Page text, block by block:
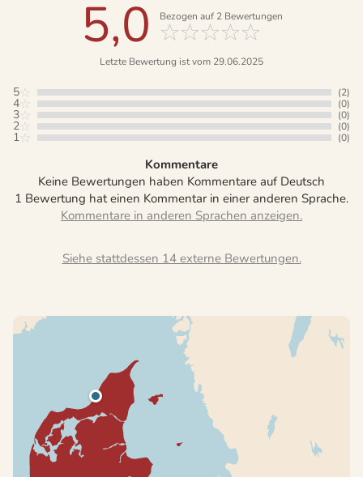
5,0 Bezogen auf 2Bewertungen
Letzte Bewertung ist vom 29.06.2025
5 (2)
4 (0)
3 (0)
2 (0)
1 (0)
Kommentare
Keine Bewertungen haben Kommentare auf Deutsch
1 Bewertung hat einen Kommentar in einer anderen Sprache.
Siehe stattdessen 14 externe Bewertungen.